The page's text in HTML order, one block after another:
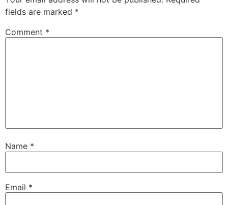
fields are marked *
Comment *
Name *
Email *